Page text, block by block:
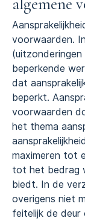
voorwaarden.
beperkende
dat
beperkt.
voorwaarden
het thema
maximeren tot
tot het bedrag
biedt. In de
overigens niet
feitelijk de